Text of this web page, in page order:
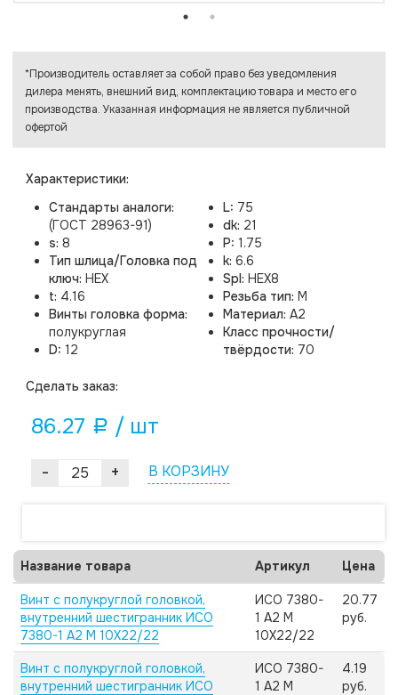
Характеристики:
Стандарты аналоги:
(ГОСТ 28963-91)
s: 8
Тип шлица/Головка под
ключ: HEX
t: 4.16
Винты головка форма:
полукруглая
D: 12
L: 75
dk: 21
P: 1.75
k: 6.6
Spl: HEX8
Резьба тип: M
Материал: A2
Класс прочности/
твёрдости: 70
Cделать заказ:
86.27 a / шт
- + В КОРЗИНУ
*Производитель оставляет за собой право без уведомления
дилера менять, внешний вид, комплектацию товара и место его
производства. Указанная информация не является публичной
офертой
Название товара Артикул Цена
Винт с полукруглой головкой,
внутренний шестигранник ИСО
7380-1 А2 M 10X22/22
ИСО 7380-
1 А2 M
10X22/22
20.77
руб.
Винт с полукруглой головкой,
внутренний шестигранник ИСО
ИСО 7380-
1 А2 M
4.19
руб.